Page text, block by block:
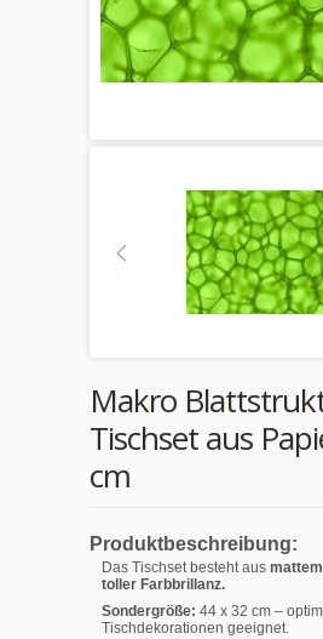
Makro
Tischset aus
cm
Produktbeschreibung:
Das Tischset besteht aus mattem
toller Farbbrillanz.
Sondergröße: 44 x 32 cm –
Tischdekorationen geeignet.